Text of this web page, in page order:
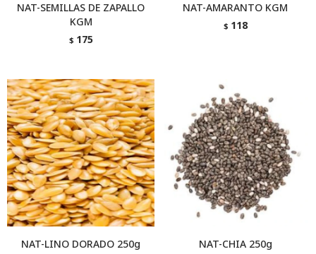
NAT-SEMILLAS DE ZAPALLO
KGM
$ 175
NAT-AMARANTO KGM
$ 118
NAT-LINO DORADO 250g NAT-CHIA 250g